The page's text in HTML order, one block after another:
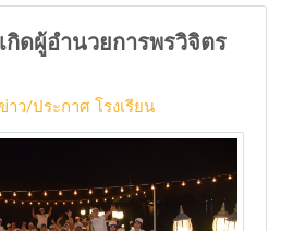
กิดผู้อำนวยการพรวิจิตร
าว/ประกาศ โรงเรียน